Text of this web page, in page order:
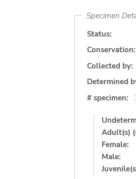
Specimen
Status:
Conservation:
Collected by:
Determined
# specimen:
Adult(s)
Female:
Male: